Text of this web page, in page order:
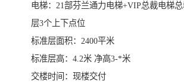
电梯：21部芬兰通力电梯+VIP总裁电梯
层3个上下点位
标准层面积：2400平米
标准层高：4.2米 净高3-*米
交楼时间：现楼交付